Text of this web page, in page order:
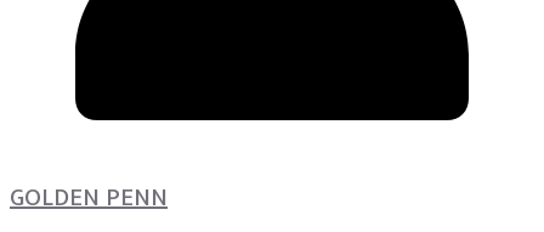
GOLDEN PENN